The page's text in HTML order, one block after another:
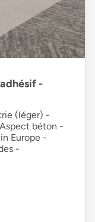
-
(léger) -
béton -
Europe -
-